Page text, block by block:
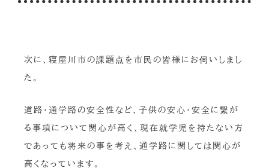
次に、寝屋川市の課題点を市民の皆様にお伺いしまし
た。
道路・通学路の安全性など、子供の安心・安全に繋が
る事項について関心が高く、現在就学児を持たない方
であっても将来の事を考え、通学路に関しては関心が
高くなっています。